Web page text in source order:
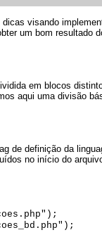
visando
um bom resultado
em blocos
aqui uma divisão
de definição da
no início do